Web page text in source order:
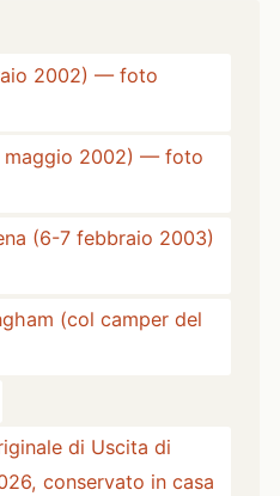
2002) — foto
maggio 2002) — foto
(6-7 febbraio 2003)
(col camper del
di Uscita di
conservato in casa